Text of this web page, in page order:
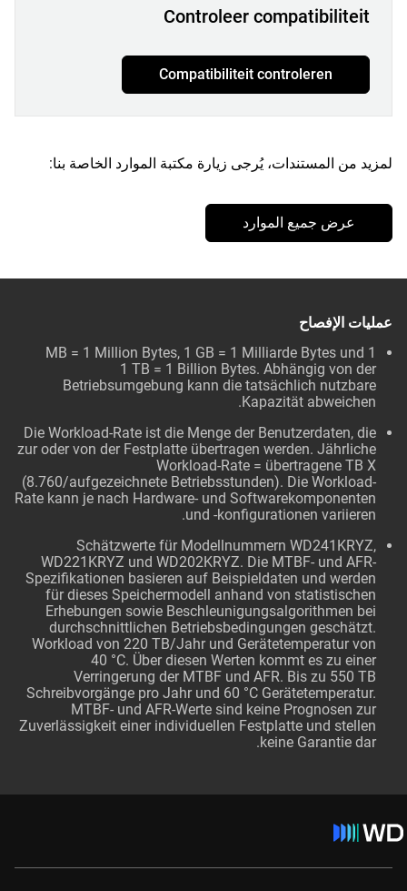
Controleer compatibiliteit
Compatibiliteit controleren
لمزيد من المستندات، يُرجى زيارة مكتبة الموارد الخاصة بنا:
عرض جميع الموارد
عمليات الإفصاح
1 MB = 1 Million Bytes, 1 GB = 1 Milliarde Bytes und
1 TB = 1 Billion Bytes. Abhängig von der
Betriebsumgebung kann die tatsächlich nutzbare
Kapazität abweichen.
Die Workload-Rate ist die Menge der Benutzerdaten, die
zur oder von der Festplatte übertragen werden. Jährliche
Workload-Rate = übertragene TB X
(8.760/aufgezeichnete Betriebsstunden). Die Workload-
Rate kann je nach Hardware- und Softwarekomponenten
und -konfigurationen variieren.
Schätzwerte für Modellnummern WD241KRYZ,
WD221KRYZ und WD202KRYZ. Die MTBF- und AFR-
Spezifikationen basieren auf Beispieldaten und werden
für dieses Speichermodell anhand von statistischen
Erhebungen sowie Beschleunigungsalgorithmen bei
durchschnittlichen Betriebsbedingungen geschätzt.
Workload von 220 TB/Jahr und Gerätetemperatur von
40 °C. Über diesen Werten kommt es zu einer
Verringerung der MTBF und AFR. Bis zu 550 TB
Schreibvorgänge pro Jahr und 60 °C Gerätetemperatur.
MTBF- und AFR-Werte sind keine Prognosen zur
Zuverlässigkeit einer individuellen Festplatte und stellen
keine Garantie dar.